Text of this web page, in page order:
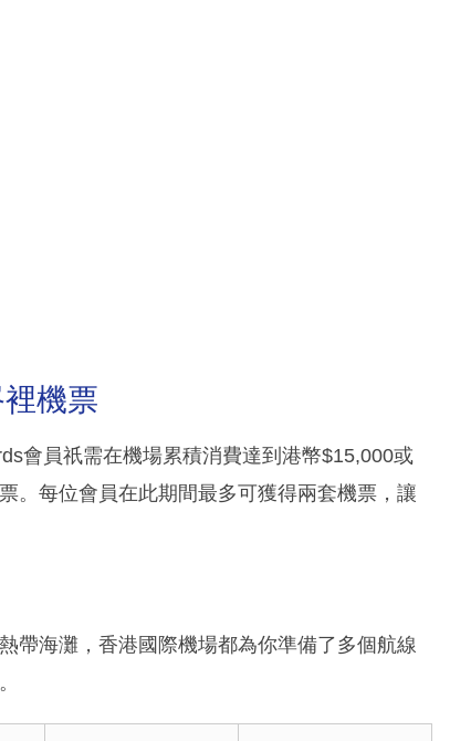
機票
會員祇需在機場累積消費達到港幣$15,000或
。每位會員在此期間最多可獲得兩套機票，讓
帶海灘，香港國際機場都為你準備了多個航線